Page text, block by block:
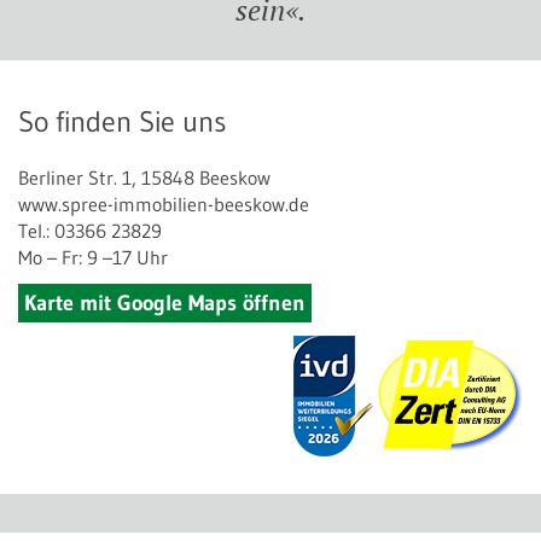
sein«.
So finden Sie uns
Berliner Str. 1, 15848 Beeskow
www.spree-immobilien-beeskow.de
Tel.: 03366 23829
Mo – Fr: 9 –17 Uhr
Karte mit Google Maps öffnen